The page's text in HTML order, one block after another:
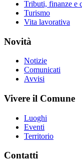
Tributi, finanze e
Turismo
Vita lavorativa
Novità
Notizie
Comunicati
Avvisi
Vivere il Comune
Luoghi
Eventi
Territorio
Contatti